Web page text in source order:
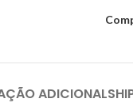
ADICIONAL